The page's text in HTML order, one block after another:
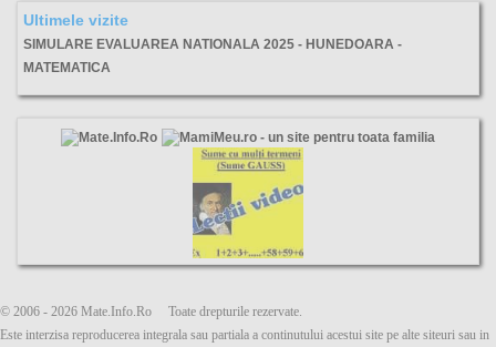
Ultimele vizite
SIMULARE EVALUAREA NATIONALA 2025 - HUNEDOARA -
MATEMATICA
© 2006 - 2026 Mate.Info.Ro Toate drepturile rezervate.
Este interzisa reproducerea integrala sau partiala a continutului acestui site pe alte siteuri sau in